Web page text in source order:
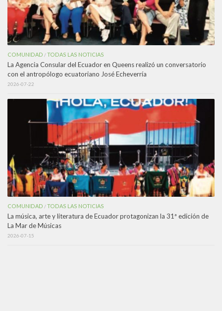
COMUNIDAD /TODAS LAS NOTICIAS
La Agencia Consular del Ecuador en Queens realizó un conversatorio
con el antropólogo ecuatoriano José Echeverría
2026-07-22
COMUNIDAD /TODAS LAS NOTICIAS
La música, arte y literatura de Ecuador protagonizan la 31ª edición de
La Mar de Músicas
2026-07-15